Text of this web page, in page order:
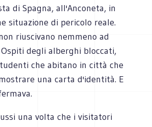
di Spagna, all'Anconeta, in
situazione di pericolo reale.
riuscivano nemmeno ad
Ospiti degli alberghi bloccati,
che abitano in città che
una carta d'identità. E
una volta che i visitatori